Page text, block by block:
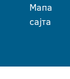
Мапа
сајта